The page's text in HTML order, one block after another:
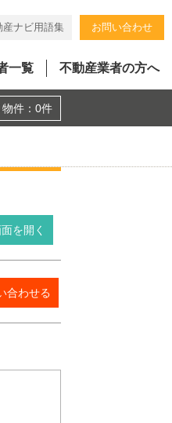
産ナビ用語集 お問い合わせ
一覧 不動産業者の方へ
件： 0件
を開く
合わせる